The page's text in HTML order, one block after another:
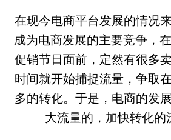
在现今电商平台发展的情况
成为电商发展的主要竞争，
促销节日面前，定然有很多
时间就开始捕捉流量，争取
多的转化。于是，电商的发
大流量的，加快转化的